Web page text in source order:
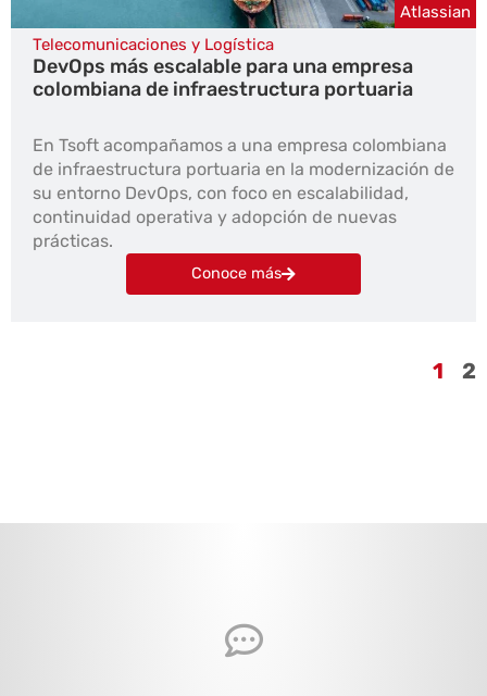
Atlassian
Telecomunicaciones y Logística
DevOps más escalable para una empresa
colombiana de infraestructura portuaria
En Tsoft acompañamos a una empresa colombiana
de infraestructura portuaria en la modernización de
su entorno DevOps, con foco en escalabilidad,
continuidad operativa y adopción de nuevas
prácticas.
Conoce más
1 2